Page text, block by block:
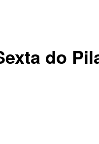
do